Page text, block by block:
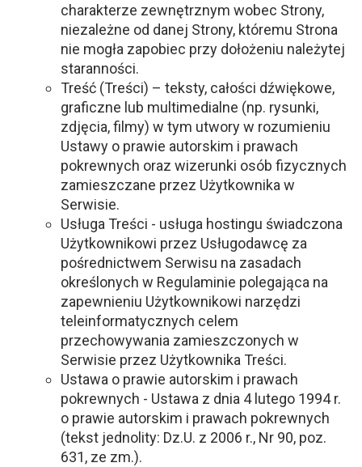
charakterze zewnętrznym wobec Strony,
niezależne od danej Strony, któremu Strona
nie mogła zapobiec przy dołożeniu należytej
staranności.
Treść (Treści) – teksty, całości dźwiękowe,
graficzne lub multimedialne (np. rysunki,
zdjęcia, filmy) w tym utwory w rozumieniu
Ustawy o prawie autorskim i prawach
pokrewnych oraz wizerunki osób fizycznych
zamieszczane przez Użytkownika w
Serwisie.
Usługa Treści - usługa hostingu świadczona
Użytkownikowi przez Usługodawcę za
pośrednictwem Serwisu na zasadach
określonych w Regulaminie polegająca na
zapewnieniu Użytkownikowi narzędzi
teleinformatycznych celem
przechowywania zamieszczonych w
Serwisie przez Użytkownika Treści.
Ustawa o prawie autorskim i prawach
pokrewnych - Ustawa z dnia 4 lutego 1994 r.
o prawie autorskim i prawach pokrewnych
(tekst jednolity: Dz.U. z 2006 r., Nr 90, poz.
631, ze zm.).